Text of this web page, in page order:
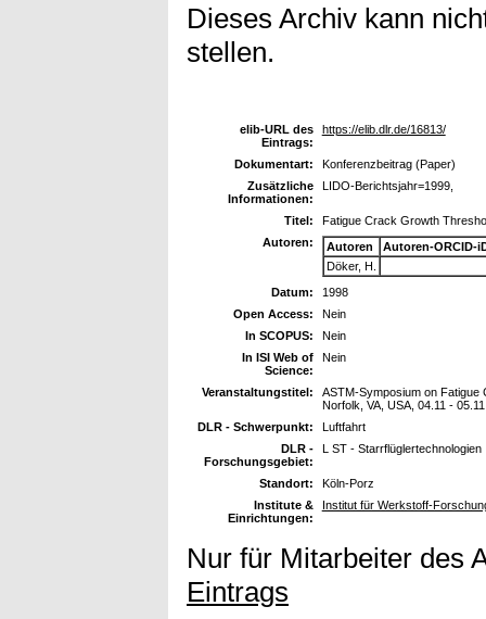
Dieses Archiv kann
stellen.
elib-URL des
Eintrags:
https://elib.dlr.de/16813/
Dokumentart:
Konferenzbeitrag (Paper)
Zusätzliche
Informationen:
LIDO-Berichtsjahr=1999,
Titel:
Fatigue Crack Growth
Autoren:
Autoren
Autoren-ORCID-
Döker, H.
Datum:
1998
Open Access:
Nein
In SCOPUS:
Nein
In ISI Web of
Science:
Nein
Veranstaltungstitel:
ASTM-Symposium on
Norfolk, VA, USA, 04.11 -
DLR - Schwerpunkt:
Luftfahrt
DLR -
Forschungsgebiet:
L ST - Starrflüglertechnologien
Standort:
Köln-Porz
Institute &
Einrichtungen:
Institut für Werkstoff-
Nur für Mitarbeiter des
Eintrags